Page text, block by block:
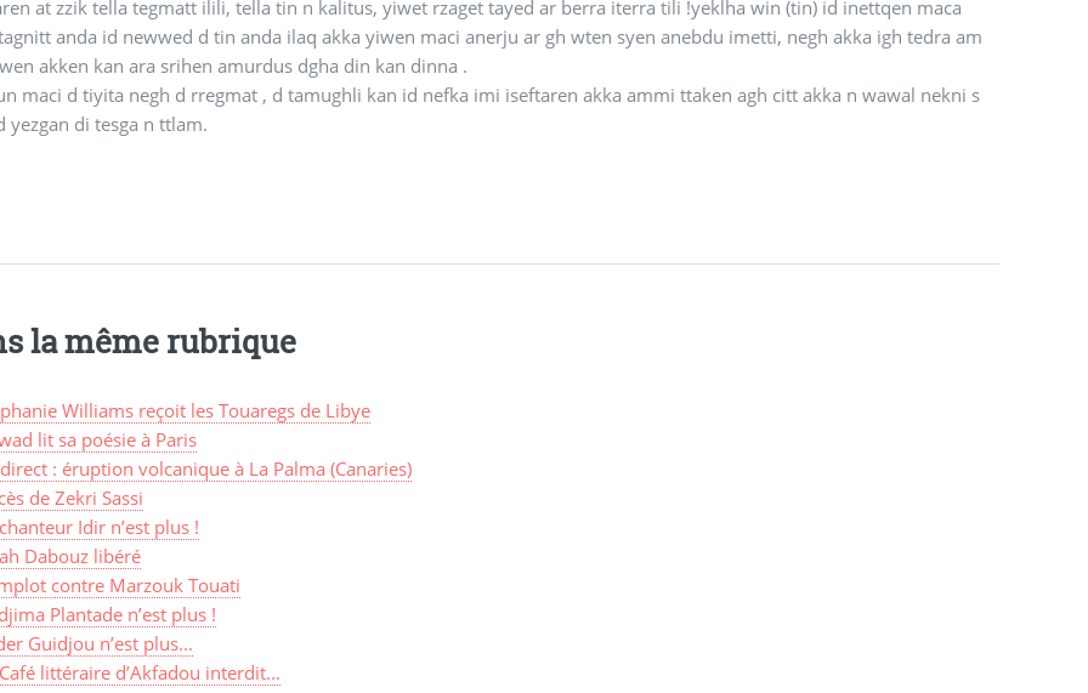
at zzik tella tegmatt ilili, tella tin n kalitus, yiwet rzaget tayed ar berra iterra tili !yeklha win (tin) id inettqen maca
anda id newwed d tin anda ilaq akka yiwen maci anerju ar gh wten syen anebdu imetti, negh akka igh tedra am
akken kan ara srihen amurdus dgha din kan dinna .
maci d tiyita negh d rregmat , d tamughli kan id nefka imi iseftaren akka ammi ttaken agh citt akka n wawal nekni s
yezgan di tesga n ttlam.
la même rubrique
Williams reçoit les Touaregs de Libye
lit sa poésie à Paris
: éruption volcanique à La Palma (Canaries)
de Zekri Sassi
Idir n’est plus !
Dabouz libéré
contre Marzouk Touati
Plantade n’est plus !
Guidjou n’est plus...
littéraire d’Akfadou interdit...